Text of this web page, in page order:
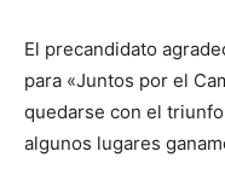
El precandidato
para «Juntos por el
quedarse con el
algunos lugares